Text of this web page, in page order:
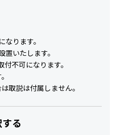
ります。
いたします。
不可になります。
取説は付属しません。
る